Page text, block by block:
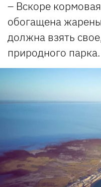
– Вскоре
обогащена
должна взять
природного парка.